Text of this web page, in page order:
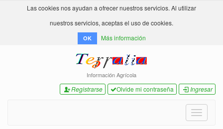
Las cookies nos ayudan a ofrecer nuestros servicios. Al utilizar
nuestros servicios, aceptas el uso de cookies.
OK Más información
Información Agrícola
Registrarse Olvide mi contraseña Ingresar
Toggle